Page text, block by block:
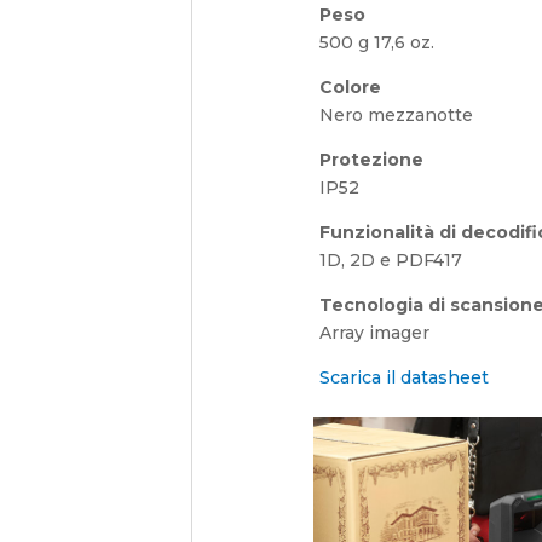
Peso
500 g 17,6 oz.
Colore
Nero mezzanotte
Protezione
IP52
Funzionalità di
1D, 2D e PDF417
Tecnologia di
Array imager
Scarica il datasheet